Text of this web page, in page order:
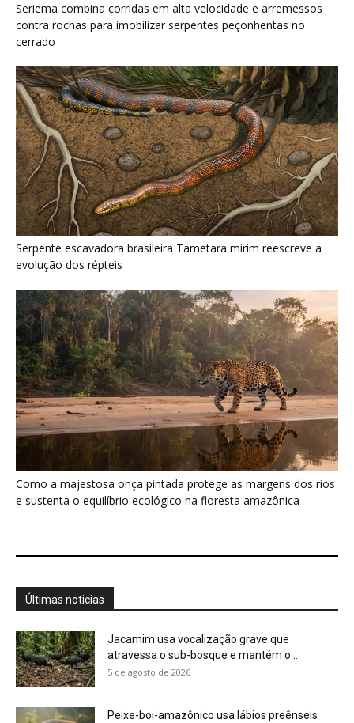
Seriema combina corridas em alta velocidade e arremessos
contra rochas para imobilizar serpentes peçonhentas no
cerrado
Serpente escavadora brasileira Tametara mirim reescreve a
evolução dos répteis
Como a majestosa onça pintada protege as margens dos rios
e sustenta o equilíbrio ecológico na floresta amazônica
Últimas noticias
Jacamim usa vocalização grave que
atravessa o sub-bosque e mantém o...
5 de agosto de 2026
Peixe-boi-amazônico usa lábios preênseis